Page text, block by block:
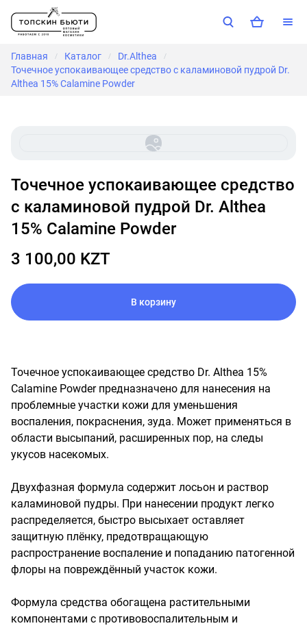
Главная / Каталог / Dr.Althea /
Точечное успокаивающее средство с каламиновой пудрой Dr.
Althea 15% Calamine Powder
Точечное успокаивающее средство
с каламиновой пудрой Dr. Althea
15% Calamine Powder
3 100,00 KZT
В корзину
Точечное успокаивающее средство Dr. Althea 15%
Calamine Powder предназначено для нанесения на
проблемные участки кожи для уменьшения
воспаления, покраснения, зуда. Может применяться в
области высыпаний, расширенных пор, на следы
укусов насекомых.
Двухфазная формула содержит лосьон и раствор
каламиновой пудры. При нанесении продукт легко
распределяется, быстро высыхает оставляет
защитную плёнку, предотвращающую
распространение воспаление и попаданию патогенной
флоры на повреждённый участок кожи.
Формула средства обогащена растительными
компонентами с противовоспалительным и